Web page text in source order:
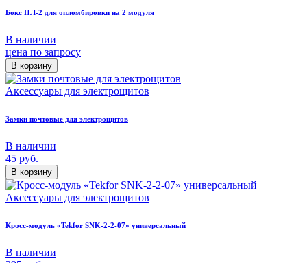
Бокс ПЛ-2 для опломбировки на 2 модуля
В наличии
цена по запросу
В корзину
Аксессуары для электрощитов
Замки почтовые для электрощитов
В наличии
45 руб.
В корзину
Аксессуары для электрощитов
Кросс-модуль «Tekfor SNK-2-2-07» универсальный
В наличии